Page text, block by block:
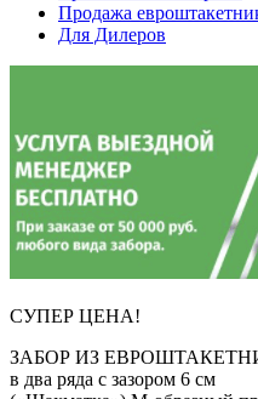
Продажа
Для Дилеров
СУПЕР ЦЕНА!
ЗАБОР ИЗ
в два ряда с зазором 6 см